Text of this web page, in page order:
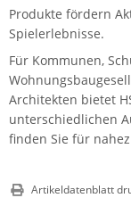
Produkte fördern
Spielerlebnisse.
Für Kommunen,
Architekten bietet
unterschiedlichen
finden Sie für
Artikeldatenblatt